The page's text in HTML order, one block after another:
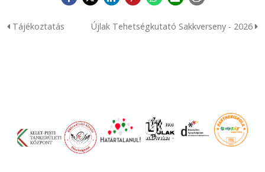
Tájékoztatás Újlak Tehetségkutató Sakkverseny - 2026